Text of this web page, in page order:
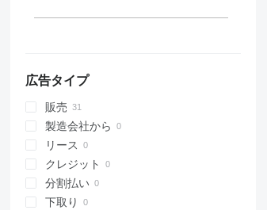
広告タイプ
販売
製造会社から
リース
クレジット
分割払い
下取り